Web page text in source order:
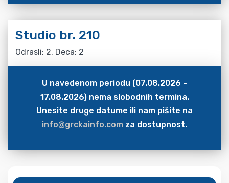
Studio br. 210
Odrasli: 2, Deca: 2
U navedenom periodu (07.08.2026 -
17.08.2026) nema slobodnih termina.
Unesite druge datume ili nam pišite na
info@grckainfo.com za dostupnost.